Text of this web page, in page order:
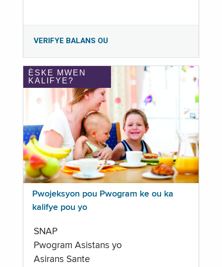
VERIFYE BALANS OU
ÈSKE MWEN
KALIFYE?
Pwojeksyon pou Pwogram ke ou ka
kalifye pou yo
SNAP
Pwogram Asistans yo
Asirans Sante